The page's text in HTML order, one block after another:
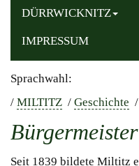
DÜRRWICKNITZ
IMPRESSUM
Sprachwahl:
/ MILTITZ / Geschichte /
Seit 1839 bildete Miltitz